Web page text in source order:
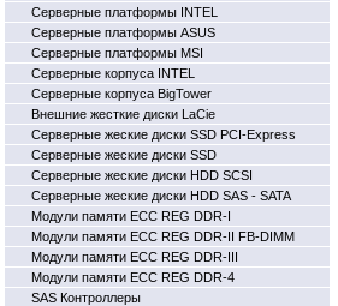
Серверные платформы INTEL
Серверные платформы ASUS
Серверные платформы MSI
Серверные корпуса INTEL
Серверные корпуса BigTower
Внешние жесткие диски LaCie
Серверные жеские диски SSD PCI-Express
Серверные жеские диски SSD
Серверные жеские диски HDD SCSI
Серверные жеские диски HDD SAS - SATA
Модули памяти ECC REG DDR-I
Модули памяти ECC REG DDR-II FB-DIMM
Модули памяти ECC REG DDR-III
Модули памяти ECC REG DDR-4
SAS Контроллеры